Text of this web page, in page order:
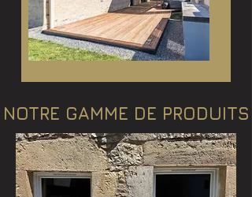
NOTRE GAMME DE PRODUITS